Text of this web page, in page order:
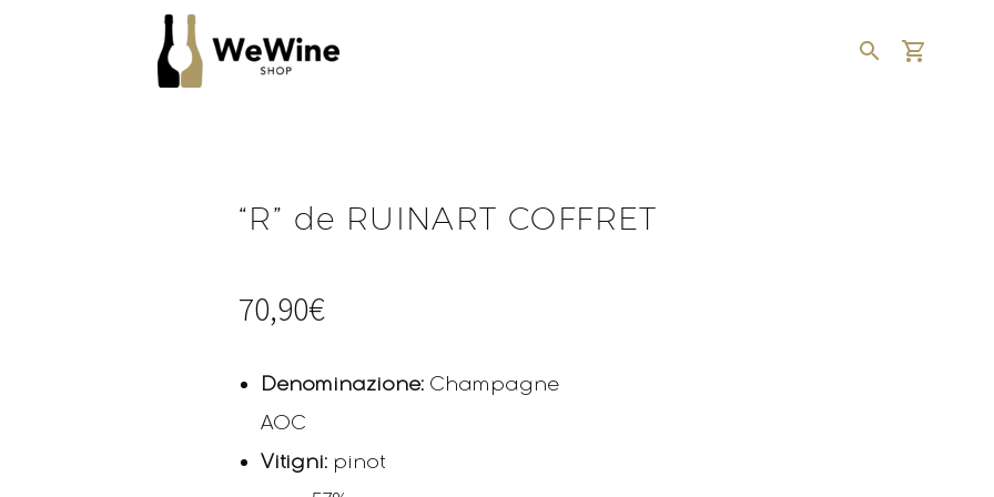
“R” de RUINART COFFRET
70,90€
Denominazione: Champagne
AOC
Vitigni: pinot